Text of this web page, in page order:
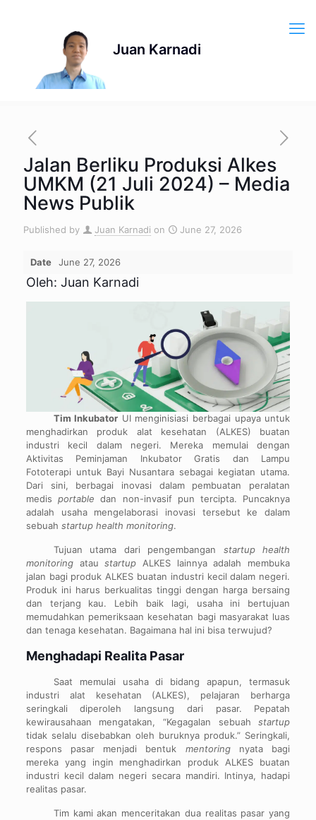
Jalan Berliku Produksi Alkes
UMKM (21 Juli 2024) – Media
News Publik
Published by Juan Karnadi on June 27, 2026
Date June 27, 2026
Oleh: Juan Karnadi
Tim Inkubator UI menginisiasi berbagai upaya untuk
menghadirkan produk alat kesehatan (ALKES) buatan
industri kecil dalam negeri. Mereka memulai dengan
Aktivitas Peminjaman Inkubator Gratis dan Lampu
Fototerapi untuk Bayi Nusantara sebagai kegiatan utama.
Dari sini, berbagai inovasi dalam pembuatan peralatan
medisportable dan non-invasif pun tercipta. Puncaknya
adalah usaha mengelaborasi inovasi tersebut ke dalam
sebuah startup health monitoring.
Tujuan utama dari pengembangan startup health
monitoringataustartup ALKES lainnya adalah membuka
jalan bagi produk ALKES buatan industri kecil dalam negeri.
Produk ini harus berkualitas tinggi dengan harga bersaing
dan terjang kau. Lebih baik lagi, usaha ini bertujuan
memudahkan pemeriksaan kesehatan bagi masyarakat luas
dan tenaga kesehatan. Bagaimana hal ini bisa terwujud?
Menghadapi Realita Pasar
Saat memulai usaha di bidang apapun, termasuk
industri alat kesehatan (ALKES), pelajaran berharga
seringkali diperoleh langsung dari pasar. Pepatah
kewirausahaan mengatakan, “Kegagalan sebuahstartup
tidak selalu disebabkan oleh buruknya produk.” Seringkali,
respons pasar menjadi bentuk mentoringnyata bagi
mereka yang ingin menghadirkan produk ALKES buatan
industri kecil dalam negeri secara mandiri. Intinya, hadapi
realitas pasar.
Tim kami akan menceritakan dua realitas pasar yang